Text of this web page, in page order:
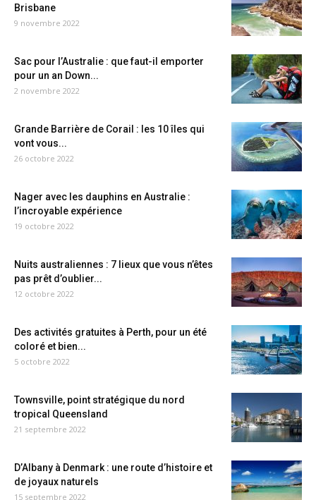
Brisbane
9 novembre 2022
Sac pour l’Australie : que faut-il emporter
pour un an Down...
2 novembre 2022
Grande Barrière de Corail : les 10 îles qui
vont vous...
26 octobre 2022
Nager avec les dauphins en Australie :
l’incroyable expérience
19 octobre 2022
Nuits australiennes : 7 lieux que vous n’êtes
pas prêt d’oublier...
12 octobre 2022
Des activités gratuites à Perth, pour un été
coloré et bien...
5 octobre 2022
Townsville, point stratégique du nord
tropical Queensland
21 septembre 2022
D’Albany à Denmark : une route d’histoire et
de joyaux naturels
15 septembre 2022